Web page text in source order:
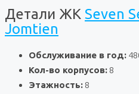
Детали ЖК Seven
Jomtien
Обслуживание в год:
Кол-во корпусов: 8
Этажность: 8